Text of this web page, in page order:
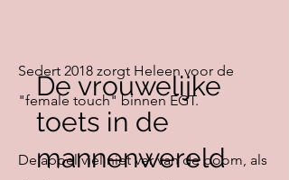
Sedert 2018 zorgt Heleen voor de
"female touch" binnen EGT.
De appel viel niet ver van de boom, als
De vrouwelijke
toets in de
mannenwereld